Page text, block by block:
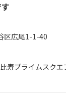
区広尾1-1-40
寿プライムスクエ